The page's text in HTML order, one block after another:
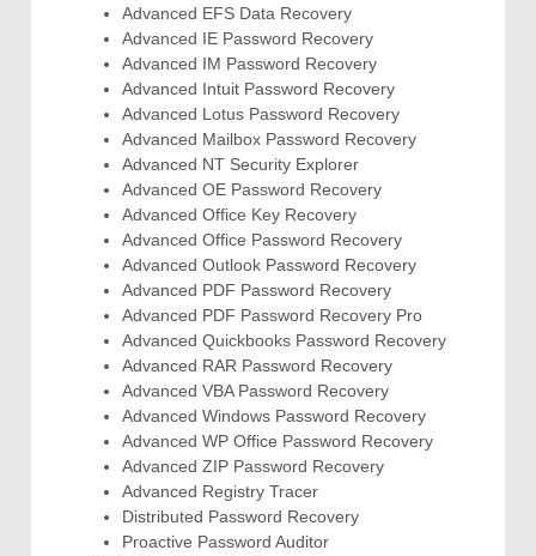
Advanced EFS Data Recovery
Advanced IE Password Recovery
Advanced IM Password Recovery
Advanced Intuit Password Recovery
Advanced Lotus Password Recovery
Advanced Mailbox Password Recovery
Advanced NT Security Explorer
Advanced OE Password Recovery
Advanced Office Key Recovery
Advanced Office Password Recovery
Advanced Outlook Password Recovery
Advanced PDF Password Recovery
Advanced PDF Password Recovery Pro
Advanced Quickbooks Password Recovery
Advanced RAR Password Recovery
Advanced VBA Password Recovery
Advanced Windows Password Recovery
Advanced WP Office Password Recovery
Advanced ZIP Password Recovery
Advanced Registry Tracer
Distributed Password Recovery
Proactive Password Auditor